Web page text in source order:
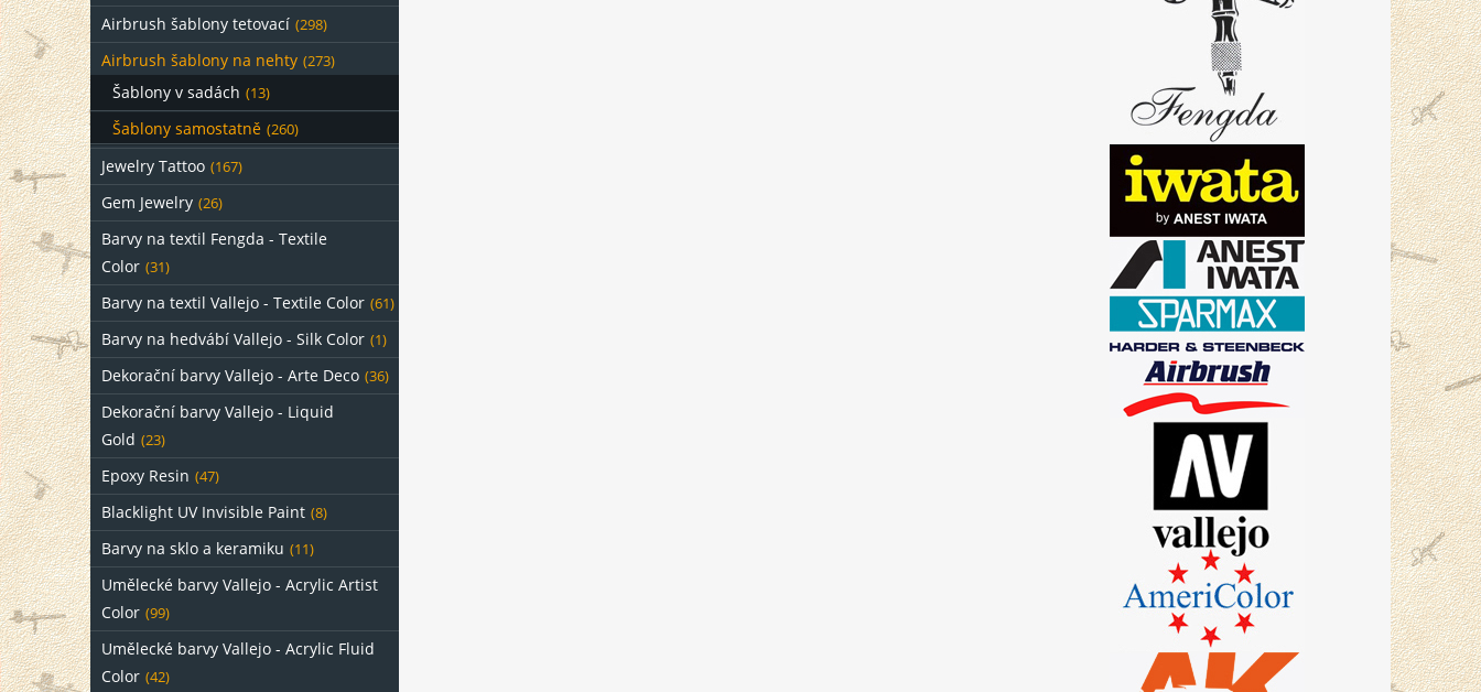
Airbrush šablony tetovací (298)
Airbrush šablony na nehty (273)
Šablony v sadách (13)
Šablony samostatně (260)
Jewelry Tattoo (167)
Gem Jewelry (26)
Barvy na textil Fengda - Textile
Color (31)
Barvy na textil Vallejo - Textile Color (61)
Barvy na hedvábí Vallejo - Silk Color (1)
Dekorační barvy Vallejo - Arte Deco (36)
Dekorační barvy Vallejo - Liquid
Gold (23)
Epoxy Resin (47)
Blacklight UV Invisible Paint (8)
Barvy na sklo a keramiku (11)
Umělecké barvy Vallejo - Acrylic Artist
Color (99)
Umělecké barvy Vallejo - Acrylic Fluid
Color (42)